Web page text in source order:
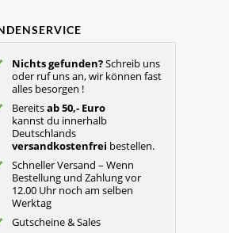
Nichts gefunden?Schreib uns
oder ruf uns an, wir können fast
alles besorgen !
Bereitsab 50,- Euro
kannst du innerhalb
Deutschlands
versandkostenfrei bestellen.
Schneller Versand – Wenn
Bestellung und Zahlung vor
12.00 Uhr noch am selben
Werktag
Gutscheine & Sales